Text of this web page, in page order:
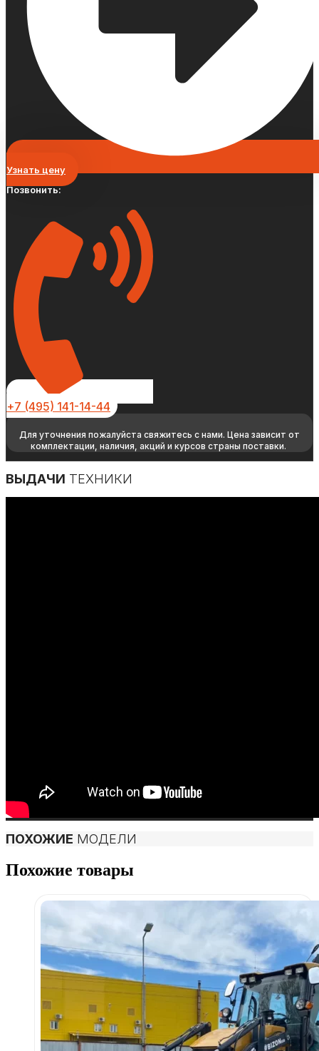
Узнать цену
Позвонить:
+7 (495) 141-14-44
Для уточнения пожалуйста свяжитесь с нами. Цена зависит от
комплектации, наличия, акций и курсов страны поставки.
ВЫДАЧИ ТЕХНИКИ
ПОХОЖИЕ МОДЕЛИ
Похожие товары